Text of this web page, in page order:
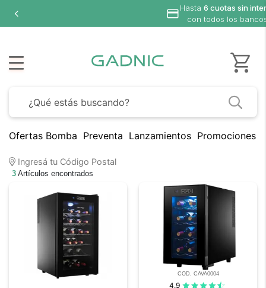
Hasta 6 cuotas sin
con todos los
Ofertas Bomba Preventa Lanzamientos Promociones
Ingresá tu Código Postal
3 Artículos encontrados
COD. CAVA0004
4.9